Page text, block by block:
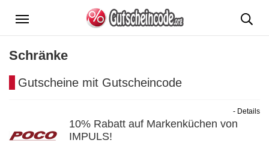
Menü
Schränke
Gutscheine mit Gutscheincode
10% Rabatt auf Markenküchen von
IMPULS!
- Details